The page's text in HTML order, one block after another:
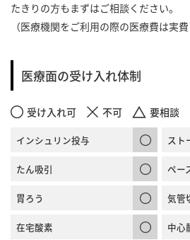
たきりの方もまずはご相談ください。
（医療機関をご利用の際の医療費は実
医療面の受け入れ体制
受け入れ可 不可 要相談
インシュリン投与 スト
たん吸引 ペー
胃ろう 気管
在宅酸素 中心